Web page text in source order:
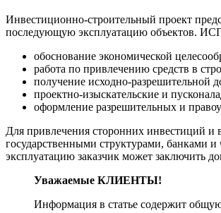
Инвестиционно-строительный проект
последующую эксплуатацию объектов.
обоснование экономической
работа по привлечению средств в
получение исходно-разрешительной
проектно-изыскательские и
оформление разрешительных и
Для привлечения сторонних инвестиций и
государственными структурами, банками
эксплуатацию заказчик может заключить
Уважаемые КЛИЕНТЫ!
Информация в статье содержит